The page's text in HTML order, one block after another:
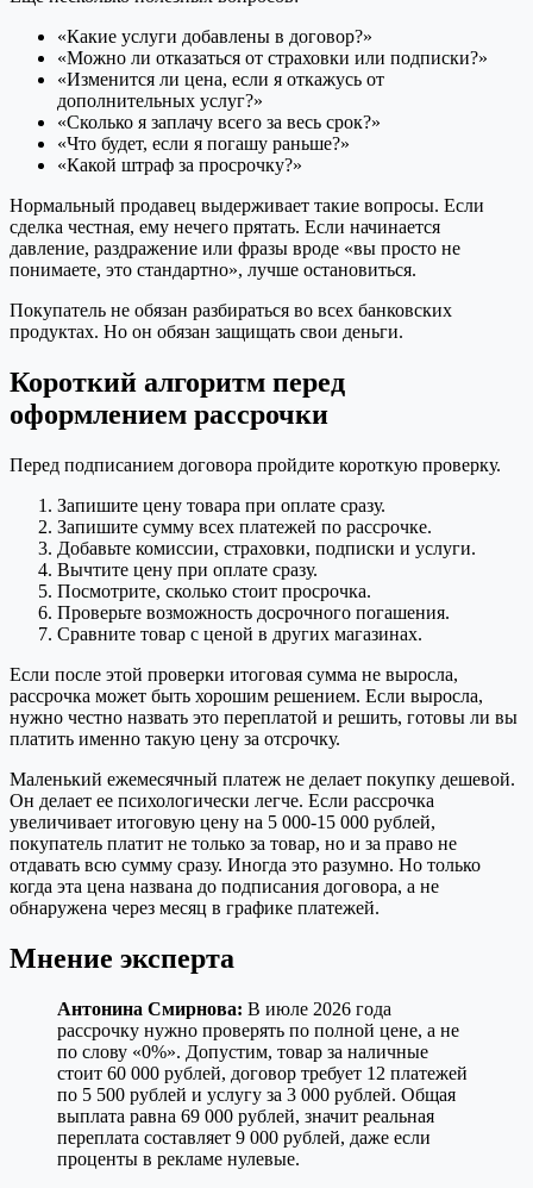
«Какие услуги добавлены в договор?»
«Можно ли отказаться от страховки или подписки?»
«Изменится ли цена, если я откажусь от
дополнительных услуг?»
«Сколько я заплачу всего за весь срок?»
«Что будет, если я погашу раньше?»
«Какой штраф за просрочку?»
Нормальный продавец выдерживает такие вопросы. Если
сделка честная, ему нечего прятать. Если начинается
давление, раздражение или фразы вроде «вы просто не
понимаете, это стандартно», лучше остановиться.
Покупатель не обязан разбираться во всех банковских
продуктах. Но он обязан защищать свои деньги.
Короткий алгоритм перед
оформлением рассрочки
Перед подписанием договора пройдите короткую проверку.
Запишите цену товара при оплате сразу.
Запишите сумму всех платежей по рассрочке.
Добавьте комиссии, страховки, подписки и услуги.
Вычтите цену при оплате сразу.
Посмотрите, сколько стоит просрочка.
Проверьте возможность досрочного погашения.
Сравните товар с ценой в других магазинах.
Если после этой проверки итоговая сумма не выросла,
рассрочка может быть хорошим решением. Если выросла,
нужно честно назвать это переплатой и решить, готовы ли вы
платить именно такую цену за отсрочку.
Маленький ежемесячный платеж не делает покупку дешевой.
Он делает ее психологически легче. Если рассрочка
увеличивает итоговую цену на 5 000-15 000 рублей,
покупатель платит не только за товар, но и за право не
отдавать всю сумму сразу. Иногда это разумно. Но только
когда эта цена названа до подписания договора, а не
обнаружена через месяц в графике платежей.
Мнение эксперта
Антонина Смирнова: В июле 2026 года
рассрочку нужно проверять по полной цене, а не
по слову «0%». Допустим, товар за наличные
стоит 60 000 рублей, договор требует 12 платежей
по 5 500 рублей и услугу за 3 000 рублей. Общая
выплата равна 69 000 рублей, значит реальная
переплата составляет 9 000 рублей, даже если
проценты в рекламе нулевые.